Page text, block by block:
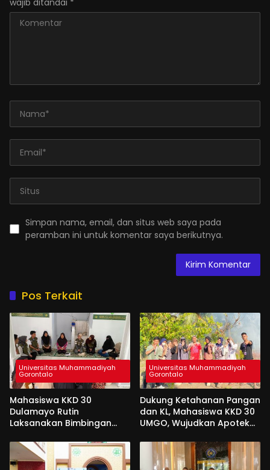
wajib ditandai *
Simpan nama, email, dan situs web saya pada
peramban ini untuk komentar saya berikutnya.
Pos Terkait
Universitas Muhammadiyah
Gorontalo
Mahasiswa KKD 30
Dulamayo Rutin
Laksanakan Bimbingan
TPQ Fastabiqul Khairat
Universitas Muhammadiyah
Gorontalo
Dukung Ketahanan Pangan
dan KL, Mahasiswa KKD 30
UMGO, Wujudkan Apotek